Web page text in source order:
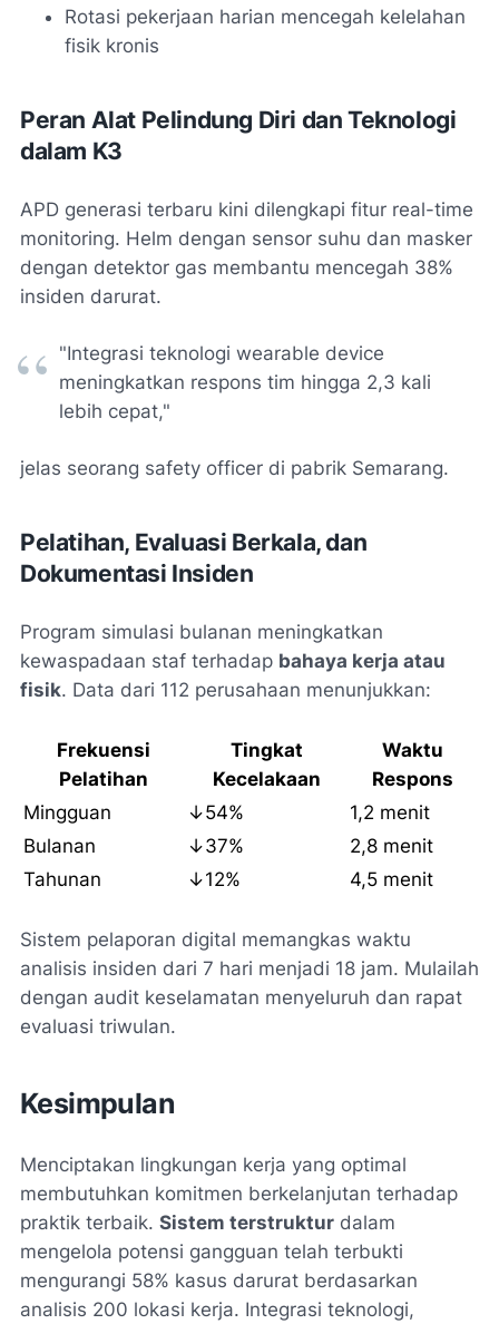
Rotasi pekerjaan harian mencegah kelelahan
fisik kronis
Peran Alat Pelindung Diri dan Teknologi
dalam K3
APD generasi terbaru kini dilengkapi fitur real-time
monitoring. Helm dengan sensor suhu dan masker
dengan detektor gas membantu mencegah 38%
insiden darurat.
"Integrasi teknologi wearable device
meningkatkan respons tim hingga 2,3 kali
lebih cepat,"
jelas seorang safety officer di pabrik Semarang.
Pelatihan, Evaluasi Berkala, dan
Dokumentasi Insiden
Program simulasi bulanan meningkatkan
kewaspadaan staf terhadap bahaya kerja atau
fisik. Data dari 112 perusahaan menunjukkan:
Frekuensi
Pelatihan
Tingkat
Kecelakaan
Waktu
Respons
Mingguan
↓54%
1,2 menit
Bulanan
↓37%
2,8 menit
Tahunan
↓12% 4,5 menit
Sistem pelaporan digital memangkas waktu
analisis insiden dari 7 hari menjadi 18 jam. Mulailah
dengan audit keselamatan menyeluruh dan rapat
evaluasi triwulan.
Kesimpulan
Menciptakan lingkungan kerja yang optimal
membutuhkan komitmen berkelanjutan terhadap
praktik terbaik. Sistem terstruktur dalam
mengelola potensi gangguan telah terbukti
mengurangi 58% kasus darurat berdasarkan
analisis 200 lokasi kerja. Integrasi teknologi,